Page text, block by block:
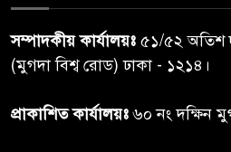
মাঝে
বিতরণ
৬
সম্পাদকীয় কার্যালয়ঃ ৫১/৫২ অতিশ
(মুগদা বিশ্ব রোড) ঢাকা - ১২১৪।
প্রাকাশিত কার্যালয়ঃ৬০ নং দক্ষিন